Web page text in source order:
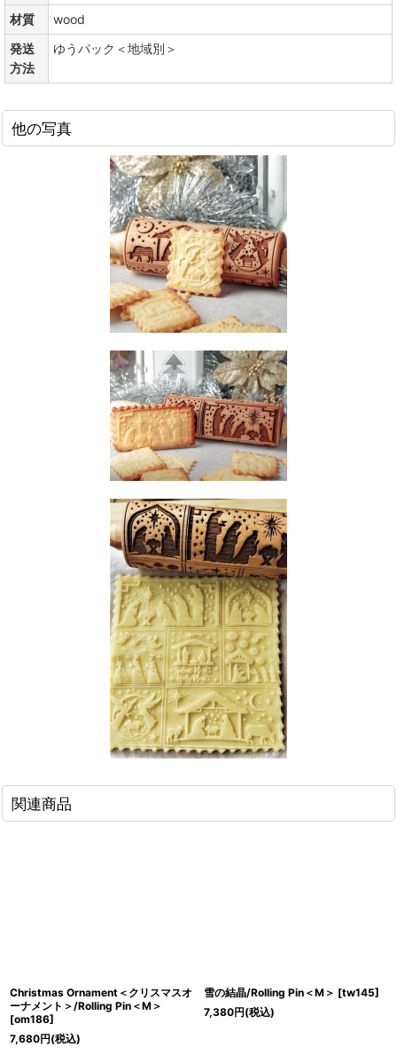
材質
wood
発送
方法
ゆうパック＜地域別＞
他の写真
関連商品
Christmas Ornament＜クリスマスオ
ーナメント＞/Rolling Pin＜M＞
[om186]
7,680円(税込)
雪の結晶/Rolling Pin＜M＞ [tw145]
7,380円(税込)